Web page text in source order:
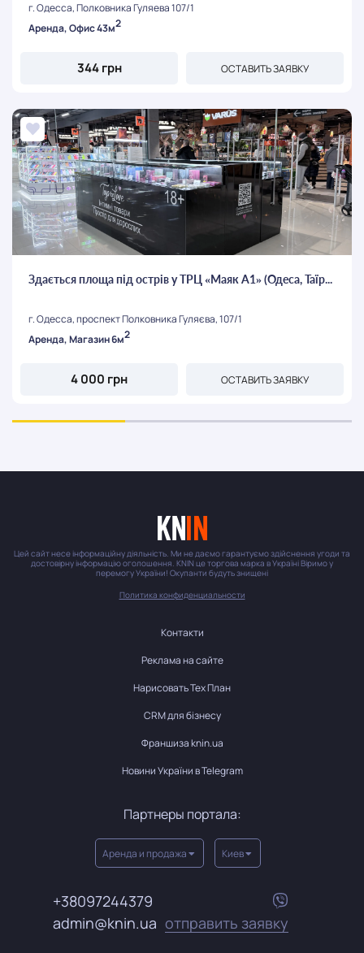
г. Одесса, Полковника Гуляева 107/1
Аренда, Офис 43м2
344 грн ОСТАВИТЬ ЗАЯВКУ
Здається площа під острів у ТРЦ «Маяк А1» (Одеса, Таїр...
г. Одесса, проспект Полковника Гуляєва, 107/1
Аренда, Магазин 6м2
4 000 грн ОСТАВИТЬ ЗАЯВКУ
Цей сайт несе інформаційну діяльність. Ми не даємо гарантуємо здійснення угоди та
достовірну інформацію оголошення. KNIN це торгова марка в Україні Віримо у
перемогу України! Окупанти будуть знищені
Политика конфиденциальности
Контакти
Реклама на сайте
Нарисовать Тех План
CRM для бізнесу
Франшиза knin.ua
Новини України в Telegram
Партнеры портала:
Аренда и продажа Киев
+38097244379
admin@knin.ua отправить заявку